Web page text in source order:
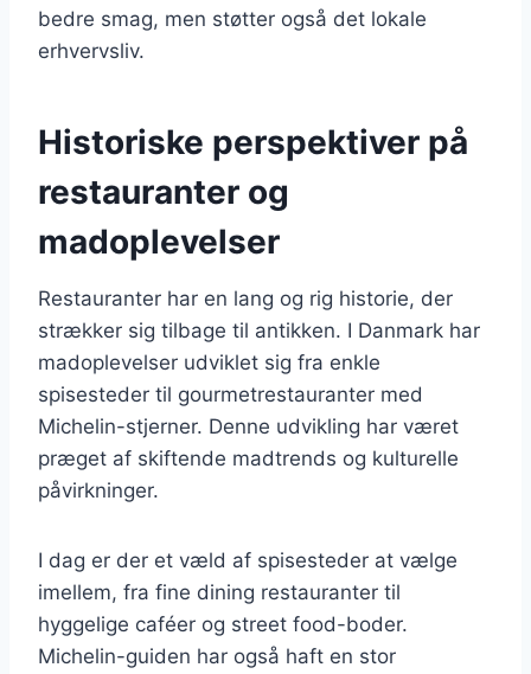
bedre smag, men støtter også det lokale
erhvervsliv.
Historiske perspektiver på
restauranter og
madoplevelser
Restauranter har en lang og rig historie, der
strækker sig tilbage til antikken. I Danmark har
madoplevelser udviklet sig fra enkle
spisesteder til gourmetrestauranter med
Michelin-stjerner. Denne udvikling har været
præget af skiftende madtrends og kulturelle
påvirkninger.
I dag er der et væld af spisesteder at vælge
imellem, fra fine dining restauranter til
hyggelige caféer og street food-boder.
Michelin-guiden har også haft en stor